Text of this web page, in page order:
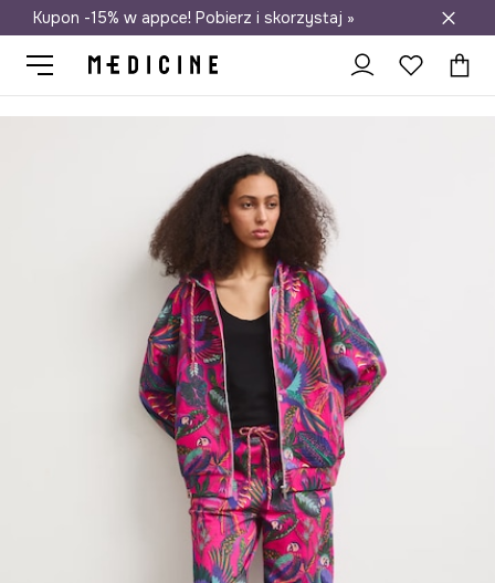
Darmowa dostawa do salonów
Kupon -15% w appce! Pobierz i skorzystaj »